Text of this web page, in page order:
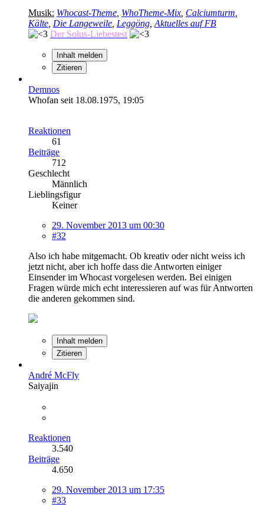
Musik: Whocast-Theme WhoTheme-Mix Calciumturm
Kälte Die Langeweile Leggöng Aktuelles auf FB
Der Solus-Liebestest
Inhalt melden
Zitieren
Demnos
Whofan seit 18.08.1975, 19:05
Reaktionen
61
Beiträge
712
Geschlecht
Männlich
Lieblingsfigur
Keiner
29. November 2013 um 00:30
#32
Also ich habe mitgemacht. Ob kreativ oder nicht weiss ich
jetzt nicht, aber ich hoffe dass die Antworten einiger
Einsender im Whocast vorgelesen werden. Bei einigen
Fragen würde mich echt interessieren auf was für Antworten
die anderen gekommen sind.
Inhalt melden
Zitieren
André McFly
Saiyajin
Reaktionen
3.540
Beiträge
4.650
29. November 2013 um 17:35
#33